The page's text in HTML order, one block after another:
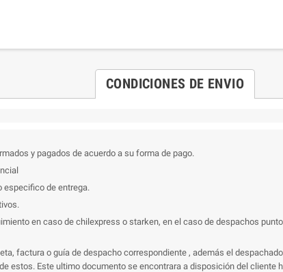
CONDICIONES DE ENVIO
y pagados de acuerdo a su forma de pago.
especifico de entrega.
en caso de chilexpress o starken, en el caso de despachos
factura o guía de despacho correspondiente , además el
estos. Este ultimo documento se encontrara a disposición del cliente